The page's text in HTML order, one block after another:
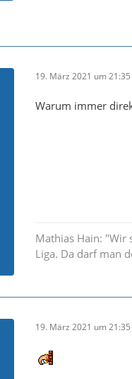
19. März 2021 um 21:35
Warum immer
Mathias Hain: "Wir
Liga. Da darf man
19. März 2021 um 21:35